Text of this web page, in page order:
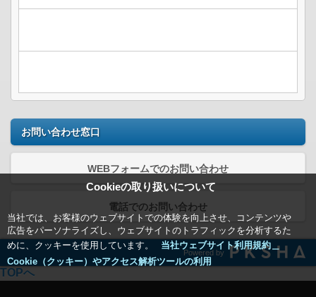
Cookieの取り扱いについて
当社では、お客様のウェブサイトでの体験を向上させ、コンテンツや
広告をパーソナライズし、ウェブサイトのトラフィックを分析するた
めに、クッキーを使用しています。
当社ウェブサイト利用規約＿
Cookie（クッキー）やアクセス解析ツールの利用
お問い合わせ窓口
WEBフォームでのお問い合わせ
電話でのお問い合わせ
Powered by
TOPへ